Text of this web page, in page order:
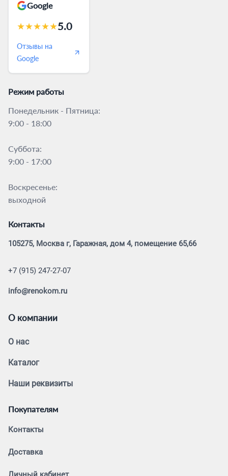
Google
★★★★★5.0
Отзывы на
Google
Режим работы
Понедельник - Пятница:
9:00 - 18:00
Суббота:
9:00 - 17:00
Воскресенье:
выходной
Контакты
105275, Москва г, Гаражная, дом 4, помещение 65,66
+7 (915) 247-27-07
info@renokom.ru
О компании
О нас
Каталог
Наши реквизиты
Покупателям
Контакты
Доставка